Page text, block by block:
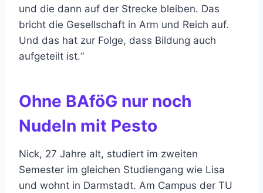
und die dann auf der Strecke bleiben. Das
bricht die Gesellschaft in Arm und Reich auf.
Und das hat zur Folge, dass Bildung auch
aufgeteilt ist.“
Ohne BAföG nur noch
Nudeln mit Pesto
Nick, 27 Jahre alt, studiert im zweiten
Semester im gleichen Studiengang wie Lisa
und wohnt in Darmstadt. Am Campus der TU